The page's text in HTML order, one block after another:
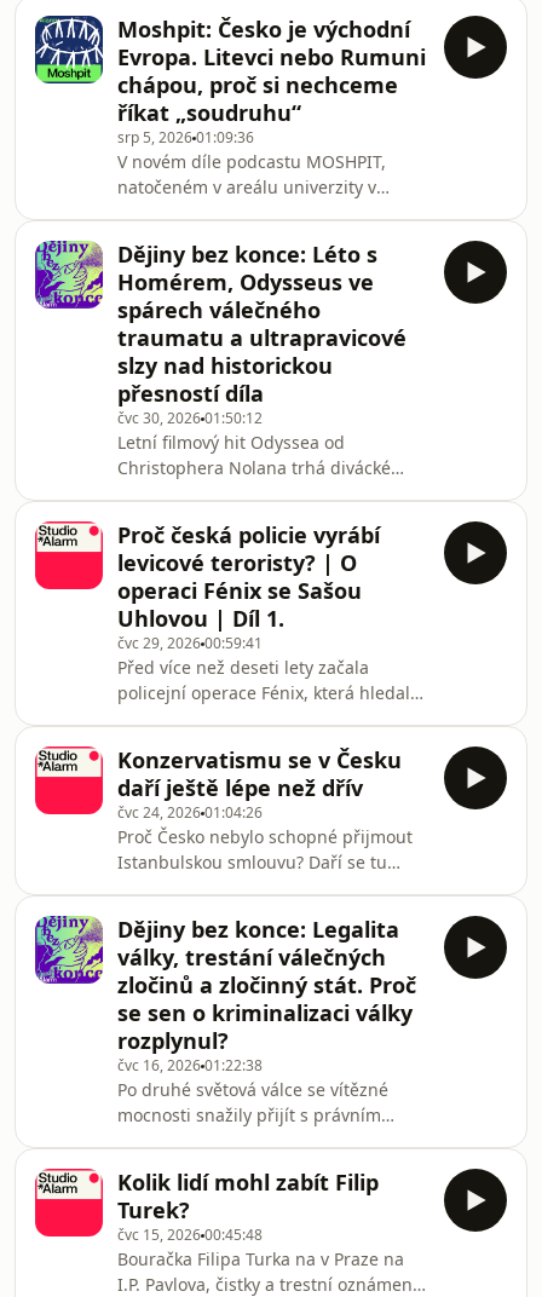
pomocí médií obraz nebezpečných
teroristů. Časem se nicméně ukázalo,
že prostředí infiltrovali dva policejní
agenti, kteří se na celé akci podíleli a
podle obviněných celou akci
vyprovokovali. Agenti zajišťovali
dopravu, nakupovali materiál, vybírali
místo na zkoušení zápalných lahv
Moshpit: Česko je východní
Evropa. Litevci nebo Rumuni
chápou, proč si nechceme
říkat „soudruhu“
srp 5, 202601:09:36
V novém díle podcastu MOSHPIT,
natočeném v areálu univerzity v
východní Evropou, právo mít i nemít
názor nebo Evropskou unii. V
podcastu jsme se bavily také o tom,
jakým způsobem může být požadavek
mít na věci silný názor politický.
Zatímco například v patriarchálním
systému mají často silné a zároveň
nepodložené názory muži, feminis
Dějiny bez konce: Léto s
Homérem, Odysseus ve
spárech válečného
traumatu a ultrapravicové
slzy nad historickou
přesností díla
čvc 30, 202601:50:12
Letní filmový hit Odyssea od
Christophera Nolana trhá divácké
původnímu dílu chybí. Zaměřujeme
na otázky spojené s filmovou adaptací
přes tři tisíce let staré epické básně.
Podíváme se i na hysterické reakce
ultrapravice, která se dožaduje
historické přesnosti díla. Může být
vůbec mýtus, ve kterém vystupují
kyklopové, čarodě
Proč česká policie vyrábí
levicové teroristy? | O
operaci Fénix se Sašou
Uhlovou | Díl 1.
čvc 29, 202600:59:41
Před více než deseti lety začala
policejní operace Fénix, která hledala
Mediální prostor zaplavily šokující
titulky o levicových extremistech a
teroristech, které měly ve čtenářích
vzbudit pocit ohrožení. Dnes všechny
tehdejší kauzy pomalu dodýchávají a v
případě teroristického útoku na vlak z
roku 2014 byli dokonce všichni
obvinění zproštění viny a právě Saša
Uh
Konzervatismu se v Česku
daří ještě lépe než dřív
čvc 24, 202601:04:26
Proč Česko nebylo schopné přijmout
Istanbulskou smlouvu? Daří se tu
Alarm mluvili o akcelerujícím
konzervatismu v Česku, o cestě
ministra zahraničí Macinky do Izraele,
zatčení Andrew Tatea, nástupu
nového britského premiéra a také o
české islamofobii. Oligarchii se
nepřizpůsobíme:
https://komunita.denikalarm.cz/
Dějiny bez konce: Legalita
války, trestání válečných
zločinů a zločinný stát. Proč
se sen o kriminalizaci války
rozplynul?
čvc 16, 202601:22:38
Po druhé světová válce se vítězné
mocnosti snažily přijít s právním
neopakovaly nacistické zločiny.
Výraznou roli v celém procesu sehráli
američtí a britští právní experti.
Ovšem podstatné právní koncepty
Kolik lidí mohl zabít Filip
Turek?
čvc 15, 202600:45:48
Bouračka Filipa Turka na v Praze na
I.P. Pavlova, čistky a trestní oznámení